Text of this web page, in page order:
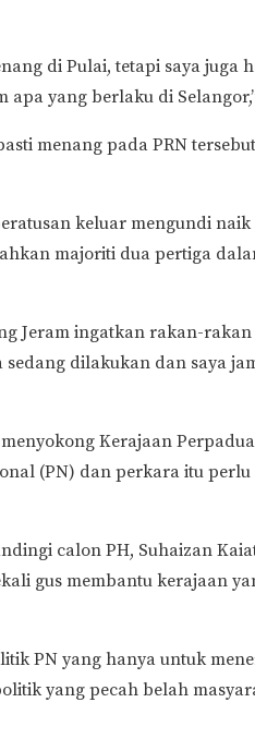
di Pulai, tetapi saya juga
apa yang berlaku di
menang pada PRN
keluar mengundi naik
majoriti dua pertiga
Jeram ingatkan rakan-
dilakukan dan saya
Kerajaan
(PN) dan perkara itu
calon PH, Suhaizan
gus membantu kerajaan
PN yang hanya untuk
yang pecah belah